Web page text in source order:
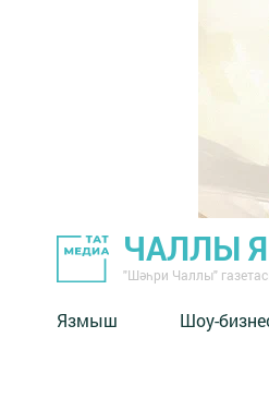
ЧАЛЛЫ
"Шәһри Чаллы"
Язмыш Шоу-